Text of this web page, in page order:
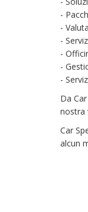
-
-
-
-
-
-
Da
nostra
Car
alcun